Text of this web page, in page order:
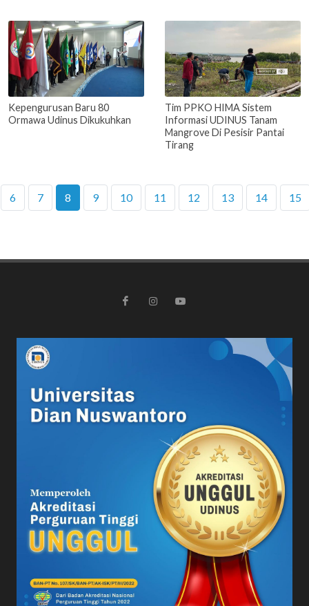
Kepengurusan Baru 80
Ormawa Udinus Dikukuhkan
Tim PPKO HIMA Sistem
Informasi UDINUS Tanam
Mangrove Di Pesisir Pantai
Tirang
6 7 8 9 10 11 12 13 14 15